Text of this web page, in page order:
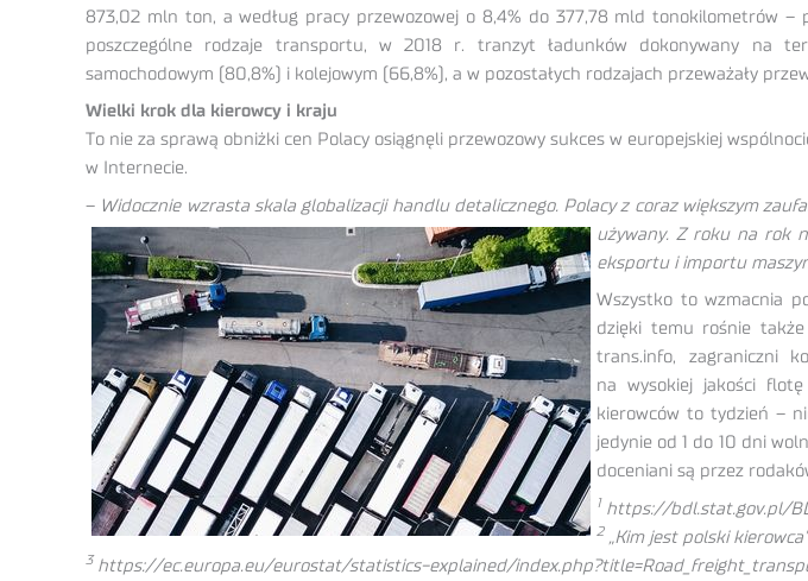
873,02 mln ton, a według pracy przewozowej o 8,4% do 377,78 mld tonokilometrów –
poszczególne rodzaje transportu, w 2018 r. tranzyt ładunków dokonywany na
samochodowym (80,8%) i kolejowym (66,8%), a w pozostałych rodzajach przeważały
Wielki krok dla kierowcy i kraju
To nie za sprawą obniżki cen Polacy osiągnęli przewozowy sukces w europejskiej
w Internecie.
– Widocznie wzrasta skala globalizacji handlu detalicznego. Polacy z coraz większym
używany. Z roku na rok
eksportu i importu
Wszystko to wzmacnia
dzięki temu rośnie
trans.info, zagraniczni
na wysokiej jakości flotę
kierowców to tydzień –
jedynie od 1 do 10 dni
doceniani są przez
1 https://bdl.stat.gov.pl/
2 „Kim jest polski
3 https://ec.europa.eu/eurostat/statistics-explained/